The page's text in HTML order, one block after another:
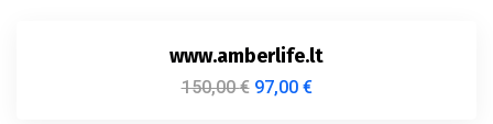
www.amberlife.lt
150,00€ 97,00 €